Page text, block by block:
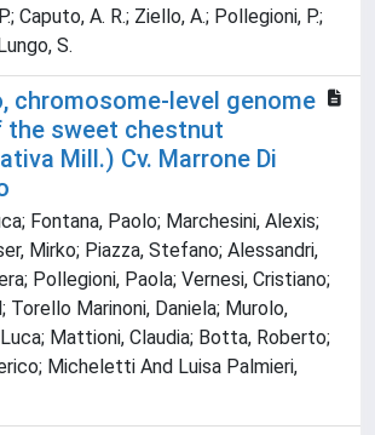
Caputo, A. R.; Ziello, A.; Pollegioni, P.;
S.
chromosome-level genome
the sweet chestnut
Mill.) Cv. Marrone Di
Fontana, Paolo; Marchesini, Alexis;
Mirko; Piazza, Stefano; Alessandri,
Pollegioni, Paola; Vernesi, Cristiano;
Torello Marinoni, Daniela; Murolo,
Mattioni, Claudia; Botta, Roberto;
Micheletti And Luisa Palmieri,